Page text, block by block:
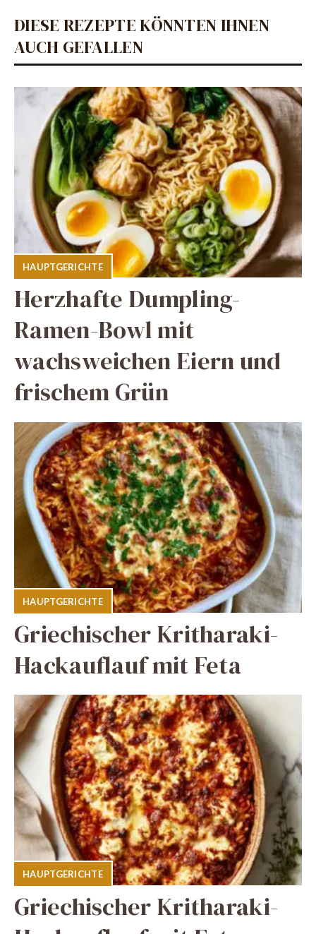
DIESE REZEPTE KÖNNTEN IHNEN
AUCH GEFALLEN
HAUPTGERICHTE
Herzhafte Dumpling-
Ramen-Bowl mit
wachsweichen Eiern und
frischem Grün
HAUPTGERICHTE
Griechischer Kritharaki-
Hackauflauf mit Feta
HAUPTGERICHTE
Griechischer Kritharaki-